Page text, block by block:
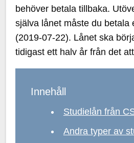
behöver betala tillbaka.
själva lånet måste du betala
(2019-07-22). Lånet ska
tidigast ett halv år från det
Innehåll
Studielån från
Andra typer av